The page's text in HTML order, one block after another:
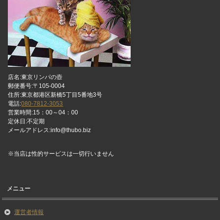
店名:東京リンパの壺
郵便番号:〒105-0004
住所:東京都港区新橋5丁目5番地3号
電話:080-7812-3053
営業時間:15：00～04：00
定休日:不定期
メールアドレス:info@thubo.biz
※当店は性的サービスは一切行いません
メニュー
運営者情報